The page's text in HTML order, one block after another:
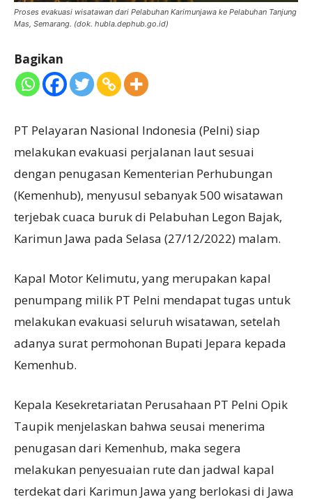
Proses evakuasi wisatawan dari Pelabuhan Karimunjawa ke Pelabuhan Tanjung
Mas, Semarang. (dok. hubla.dephub.go.id)
Bagikan
PT Pelayaran Nasional Indonesia (Pelni) siap
melakukan evakuasi perjalanan laut sesuai
dengan penugasan Kementerian Perhubungan
(Kemenhub), menyusul sebanyak 500 wisatawan
terjebak cuaca buruk di Pelabuhan Legon Bajak,
Karimun Jawa pada Selasa (27/12/2022) malam.
Kapal Motor Kelimutu, yang merupakan kapal
penumpang milik PT Pelni mendapat tugas untuk
melakukan evakuasi seluruh wisatawan, setelah
adanya surat permohonan Bupati Jepara kepada
Kemenhub.
Kepala Kesekretariatan Perusahaan PT Pelni Opik
Taupik menjelaskan bahwa seusai menerima
penugasan dari Kemenhub, maka segera
melakukan penyesuaian rute dan jadwal kapal
terdekat dari Karimun Jawa yang berlokasi di Jawa